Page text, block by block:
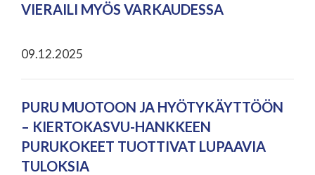
VIERAILI MYÖS VARKAUDESSA
09.12.2025
PURU MUOTOON JA HYÖTYKÄYTTÖÖN
– KIERTOKASVU-HANKKEEN
PURUKOKEET TUOTTIVAT LUPAAVIA
TULOKSIA